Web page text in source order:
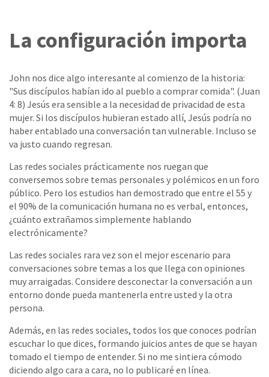
La configuración importa
John nos dice algo interesante al comienzo de la historia:
"Sus discípulos habían ido al pueblo a comprar comida". (Juan
4: 8) Jesús era sensible a la necesidad de privacidad de esta
mujer. Si los discípulos hubieran estado allí, Jesús podría no
haber entablado una conversación tan vulnerable. Incluso se
va justo cuando regresan.
Las redes sociales prácticamente nos ruegan que
conversemos sobre temas personales y polémicos en un foro
público. Pero los estudios han demostrado que entre el 55 y
el 90% de la comunicación humana no es verbal, entonces,
¿cuánto extrañamos simplemente hablando
electrónicamente?
Las redes sociales rara vez son el mejor escenario para
conversaciones sobre temas a los que llega con opiniones
muy arraigadas. Considere desconectar la conversación a un
entorno donde pueda mantenerla entre usted y la otra
persona.
Además, en las redes sociales, todos los que conoces podrían
escuchar lo que dices, formando juicios antes de que se hayan
tomado el tiempo de entender. Si no me sintiera cómodo
diciendo algo cara a cara, no lo publicaré en línea.